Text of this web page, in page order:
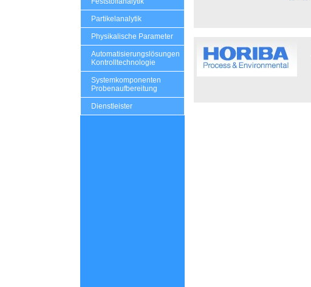
Partikelanalytik
Physikalische Parameter
Automatisierungslösungen
Kontrolltechnologie
Systemkomponenten
Probenaufbereitung
Dienstleister